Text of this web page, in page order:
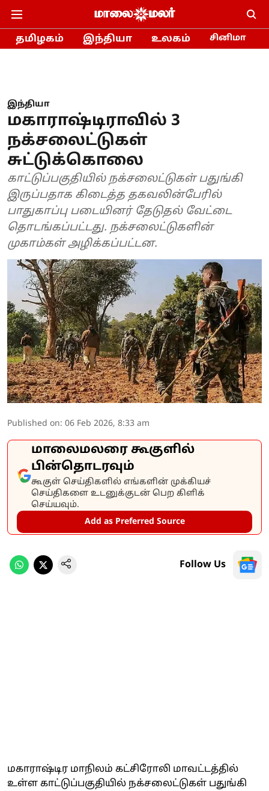
தமிழகம் இந்தியா உலகம் சினிமா
இந்தியா
மகாராஷ்டிராவில் 3
நக்சலைட்டுகள்
சுட்டுக்கொலை
காட்டுப்பகுதியில் நக்சலைட்டுகள் பதுங்கி
இருப்பதாக கிடைத்த தகவலின்பேரில்
பாதுகாப்பு படையினர் தேடுதல் வேட்டை
தொடங்கப்பட்டது. நக்சலைட்டுகளின்
முகாம்கள் அழிக்கப்பட்டன.
Published on: 06 Feb 2026, 8:33 am
மாலைமலரை கூகுளில்
பின்தொடரவும்
கூகுள் செய்திகளில் எங்களின் முக்கியச்
செய்திகளை உடனுக்குடன் பெற கிளிக்
செய்யவும்.
Add as Preferred Source
Follow Us
மகாராஷ்டிர மாநிலம் கட்சிரோலி மாவட்டத்தில்
உள்ள காட்டுப்பகுதியில் நக்சலைட்டுகள் பதுங்கி